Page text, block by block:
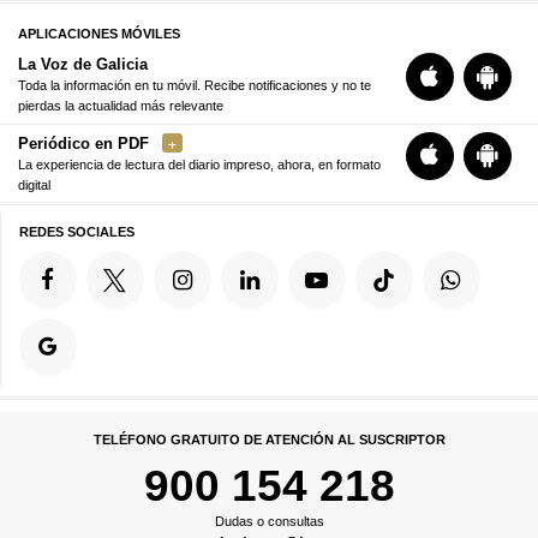
APLICACIONES MÓVILES
La Voz de Galicia
Toda la información en tu móvil. Recibe notificaciones y no te
pierdas la actualidad más relevante
Periódico en PDF
La experiencia de lectura del diario impreso, ahora, en formato
digital
REDES SOCIALES
TELÉFONO GRATUITO DE ATENCIÓN AL SUSCRIPTOR
900 154 218
Dudas o consultas